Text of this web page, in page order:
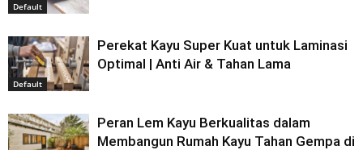
Default
Default
Perekat Kayu Super Kuat untuk Laminasi
Optimal | Anti Air & Tahan Lama
Peran Lem Kayu Berkualitas dalam
Membangun Rumah Kayu Tahan Gempa di